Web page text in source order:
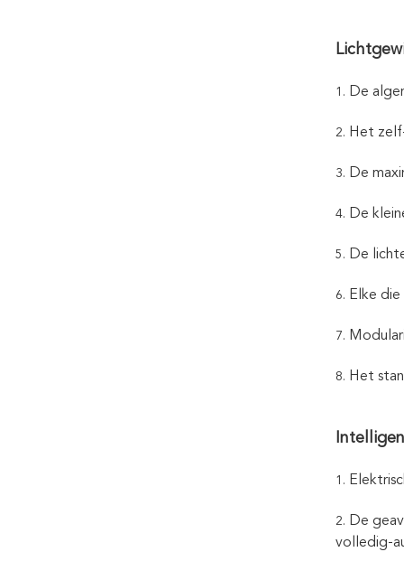
1. De
2. Het
3. De
4. De
5. De
6. Elke
7.
8. Het
1.
2. De
volledig-